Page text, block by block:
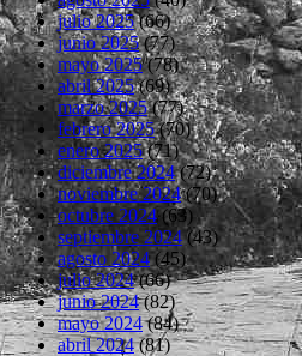
julio 2025(66)
junio 2025(77)
mayo 2025(78)
abril 2025(69)
marzo 2025(77)
febrero 2025(70)
enero 2025(71)
diciembre 2024(72)
noviembre 2024(70)
octubre 2024(63)
septiembre 2024(43)
agosto 2024(45)
julio 2024(66)
junio 2024(82)
mayo 2024(84)
abril 2024(81)